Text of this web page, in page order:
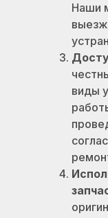
Наши
виды